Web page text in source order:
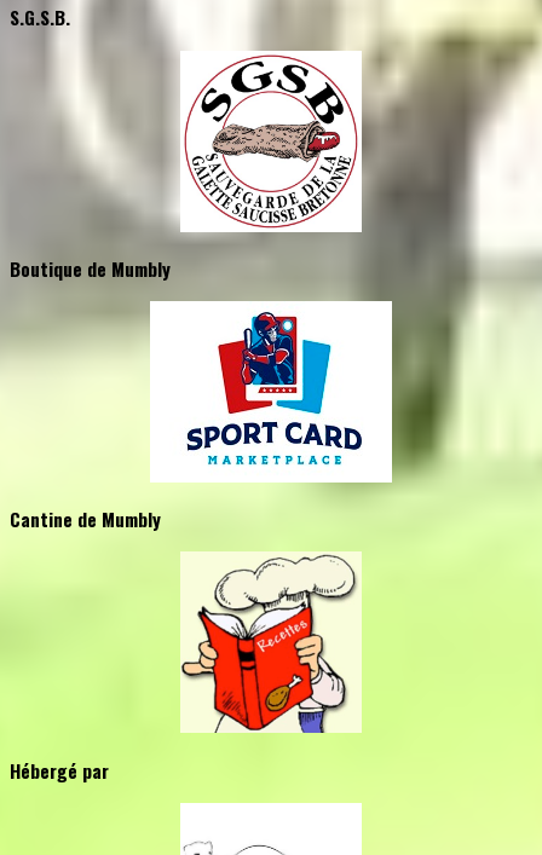
S.G.S.B.
Boutique de Mumbly
Cantine de Mumbly
Hébergé par